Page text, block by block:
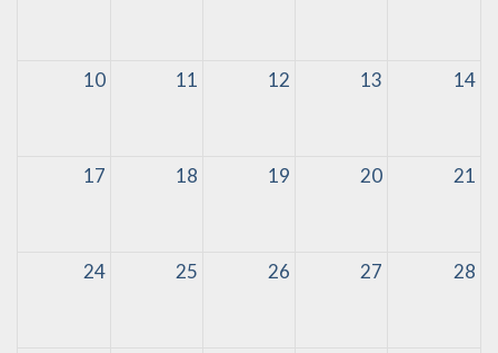
10 11 12 13 14
17 18 19 20 21
24 25 26 27 28